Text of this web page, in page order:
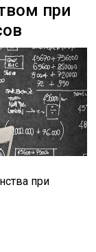
при
при